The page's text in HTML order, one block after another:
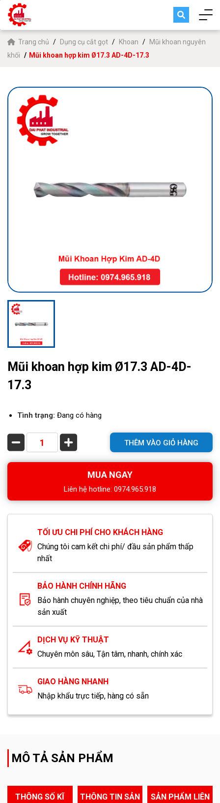
Trang chủ Dụng cụ cắt gọt Khoan
Mũi khoan nguyên
khối
Mũi khoan hợp kim Ø17.3 AD-4D-17.3
Mũi khoan hợp kim Ø17.3 AD-4D-
17.3
Tình trạng: Đang có hàng
THÊM VÀO GIỎ HÀNG
MUA NGAY
Liên hệ hotline: 0974.965.918
TỐI ƯU CHI PHÍ CHO KHÁCH HÀNG
Chúng tôi cam kết chi phí/ đầu sản phẩm thấp
nhất
BẢO HÀNH CHÍNH HÃNG
Bảo hành chuyên nghiệp, theo tiêu chuẩn của nhà
sản xuất
DỊCH VỤ KỸ THUẬT
Chuyên môn sâu, Tận tâm, nhanh, chính xác
GIAO HÀNG NHANH
Nhập khẩu trực tiếp, hàng có sẵn
MÔ TẢ SẢN PHẨM
THÔNG SỐ KĨ
THÔNG TIN SẢN
SẢN PHẨM LIÊN